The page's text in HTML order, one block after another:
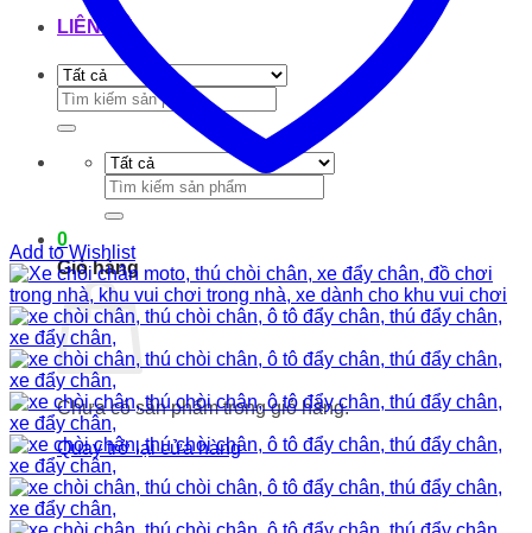
LIÊN HỆ
Tìm
kiếm:
Tìm
kiếm:
0
Giỏ hàng
Chưa có sản phẩm trong giỏ hàng.
Quay trở lại cửa hàng
Add to Wishlist